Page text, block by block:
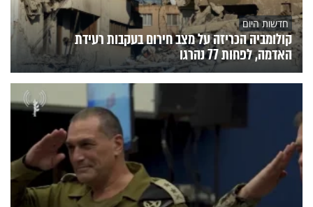
חדשות היום
קולומביה הכריזה על מצב חירום בעקבות רעידת
האדמה, לפחות 77 נהרגו